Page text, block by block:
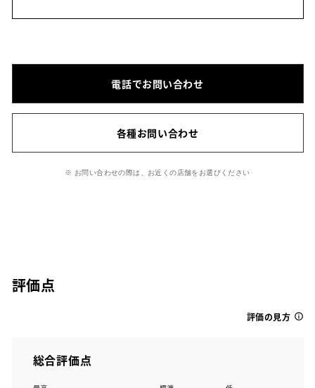
電話でお問い合わせ
各種お問い合わせ
※ お問い合わせの際は、お近くの店舗をお選びください
評価点
評価の見方
総合評価点